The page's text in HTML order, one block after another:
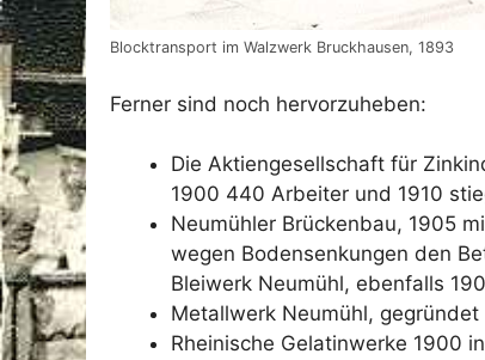
Blocktransport im Walzwerk Bruckhausen, 1893
Ferner sind noch hervorzuheben:
Die Aktiengesellschaft für
1900 440 Arbeiter und 1910
Neumühler Brückenbau, 1905
wegen Bodensenkungen den
Bleiwerk Neumühl, ebenfalls
Metallwerk Neumühl,
Rheinische Gelatinwerke 1900